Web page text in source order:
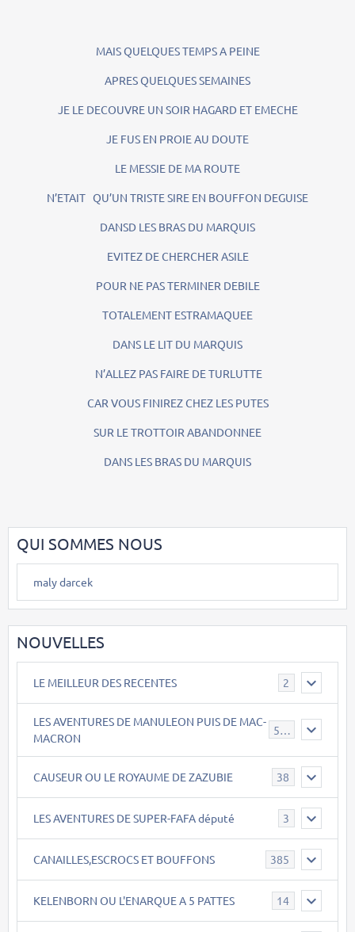
MAIS QUELQUES TEMPS A PEINE
APRES QUELQUES SEMAINES
JE LE DECOUVRE UN SOIR HAGARD ET EMECHE
JE FUS EN PROIE AU DOUTE
LE MESSIE DE MA ROUTE
N’ETAIT QU’UN TRISTE SIRE EN BOUFFON DEGUISE
DANSD LES BRAS DU MARQUIS
EVITEZ DE CHERCHER ASILE
POUR NE PAS TERMINER DEBILE
TOTALEMENT ESTRAMAQUEE
DANS LE LIT DU MARQUIS
N’ALLEZ PAS FAIRE DE TURLUTTE
CAR VOUS FINIREZ CHEZ LES PUTES
SUR LE TROTTOIR ABANDONNEE
DANS LES BRAS DU MARQUIS
QUI SOMMES NOUS
maly darcek
NOUVELLES
LE MEILLEUR DES RECENTES 2
LES AVENTURES DE MANULEON PUIS DE MAC-
MACRON
543
CAUSEUR OU LE ROYAUME DE ZAZUBIE 38
LES AVENTURES DE SUPER-FAFA député 3
CANAILLES,ESCROCS ET BOUFFONS 385
KELENBORN OU L'ENARQUE A 5 PATTES 14